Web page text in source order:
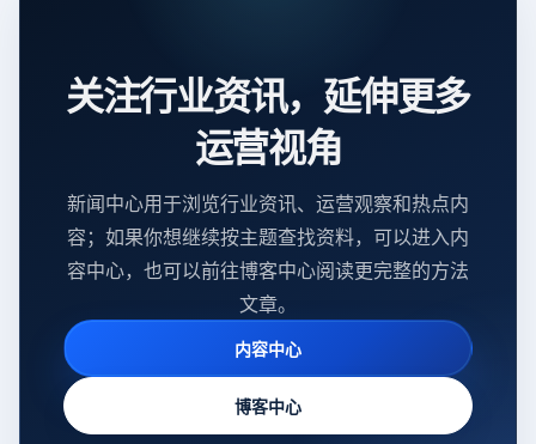
关注行业资讯，延伸更多
运营视角
新闻中心用于浏览行业资讯、运营观察和热点内
容；如果你想继续按主题查找资料，可以进入内
容中心，也可以前往博客中心阅读更完整的方法
文章。
内容中心
博客中心